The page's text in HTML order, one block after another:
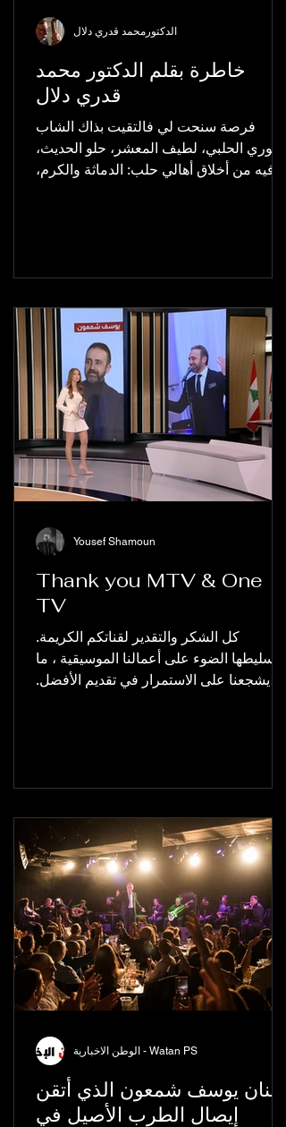
خاطرة بقلم الدكتور محمد
قدري دلال
فرصة سنحت لي فالتقيت بذاك الشاب
السوري الحلبي، لطيف المعشر، حلو الحديث،
فيه من أخلاق أهالي حلب: الدماثة والكرم،
الدكتورمحمد قدري دلال
Thank you MTV & One
TV
كل الشكر والتقدير لقناتكم الكريمة.
لتسليطها الضوء على أعمالنا الموسيقية ، ما
يشجعنا على الاستمرار في تقديم الأفضل.
Yousef Shamoun
الفنان يوسف شمعون الذي أتقن
إيصال الطرب الأصيل في
الوطن الاخبارية - Watan PS